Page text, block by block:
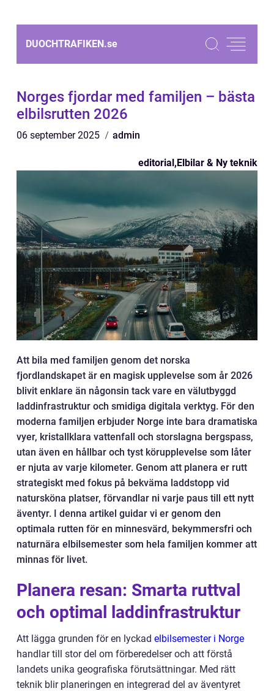
DUOCHTRAFIKEN.se
Norges fjordar med familjen – bästa
elbilsrutten 2026
06 september 2025 admin
editorial,Elbilar & Ny teknik
Att bila med familjen genom det norska
fjordlandskapet är en magisk upplevelse som år 2026
blivit enklare än någonsin tack vare en välutbyggd
laddinfrastruktur och smidiga digitala verktyg. För den
moderna familjen erbjuder Norge inte bara dramatiska
vyer, kristallklara vattenfall och storslagna bergspass,
utan även en hållbar och tyst körupplevelse som låter
er njuta av varje kilometer. Genom att planera er rutt
strategiskt med fokus på bekväma laddstopp vid
natursköna platser, förvandlar ni varje paus till ett nytt
äventyr. I denna artikel guidar vi er genom den
optimala rutten för en minnesvärd, bekymmersfri och
naturnära elbilsemester som hela familjen kommer att
minnas för livet.
Planera resan: Smarta ruttval
och optimal laddinfrastruktur
Att lägga grunden för en lyckad elbilsemester i Norge
handlar till stor del om förberedelser och att förstå
landets unika geografiska förutsättningar. Med rätt
teknik blir planeringen en integrerad del av äventyret